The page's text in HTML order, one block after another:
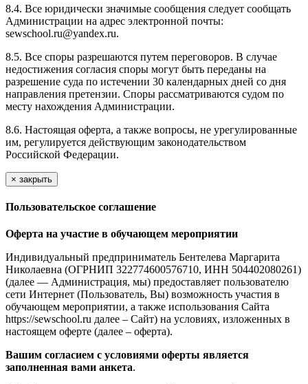
8.4. Все юридически значимые сообщения следует сообщать
Администрации на адрес электронной почты:
sewschool.ru@yandex.ru.
8.5. Все споры разрешаются путем переговоров. В случае
недостижения согласия споры могут быть переданы на
разрешение суда по истечении 30 календарных дней со дня
направления претензии. Споры рассматриваются судом по
месту нахождения Администрации.
8.6. Настоящая оферта, а также вопросы, не урегулированные
им, регулируется действующим законодательством
Российской Федерации.
× закрыть
Пользовательское соглашение
Оферта на участие в обучающем мероприятии
Индивидуальный предприниматель Бентелева Маргарита
Николаевна (ОГРНИП 322774600576710, ИНН 504402080261)
(далее — Администрация, мы) предоставляет пользователю
сети Интернет (Пользователь, Вы) возможность участия в
обучающем мероприятии, а также использования Сайта
https://sewschool.ru далее – Сайт) на условиях, изложенных в
настоящем оферте (далее – оферта).
Вашим согласием с условиями оферты является
заполненная вами анкета.